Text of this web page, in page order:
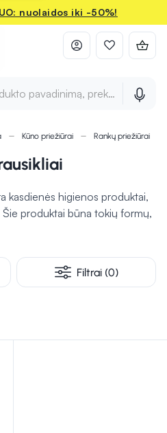
nuolaidos iki -50%!
pavadinimą, prekės ženklą ir
Kūno priežiūrai Rankų priežiūrai
kasdienės higienos produktai,
Šie produktai būna tokių formų,
ar prausikliai su
kad apsaugotų odą nuo
turi papildomų savybių,
ar kvapų neutralizavimas,
tinka jautriai odai ir
Filtrai (0)